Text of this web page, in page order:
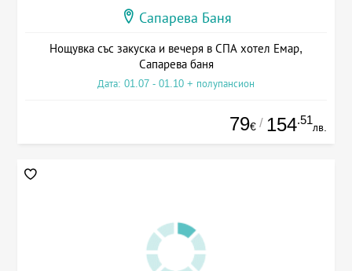
Сапарева Баня
Нощувка със закуска и вечеря в СПА хотел Емар,
Сапарева баня
Дата: 01.07 - 01.10 + полупансион
79€ / 154.51
лв.